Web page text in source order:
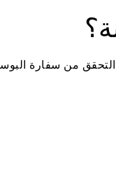
من سفارة